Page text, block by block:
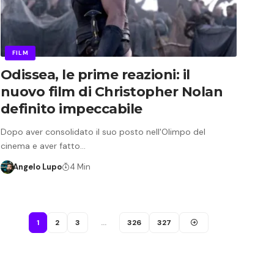
FILM
Odissea, le prime reazioni: il
nuovo film di Christopher Nolan
definito impeccabile
Dopo aver consolidato il suo posto nell'Olimpo del
cinema e aver fatto…
Angelo Lupo 4 Min
1 2 3 … 326 327